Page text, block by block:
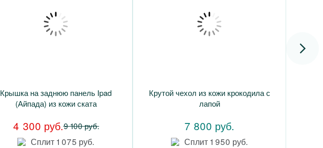
Крышка на заднюю панель Ipad
(Айпада) из кожи ската
4 300 руб.9 100 руб.
Сплит 1 075 руб.
Крутой чехол из кожи крокодила с
лапой
7 800 руб.
Сплит 1 950 руб.